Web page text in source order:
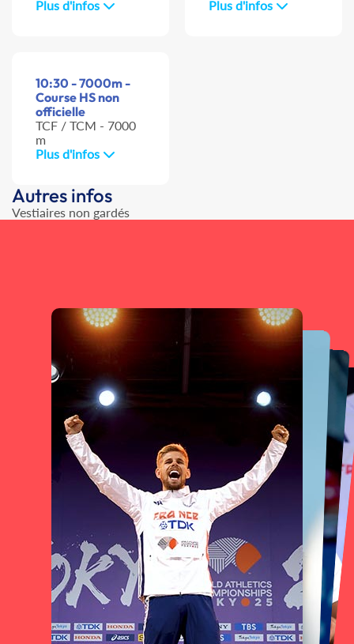
Plus d'infos Plus d'infos
10:30 - 7000m -
Course HS non
officielle
TCF / TCM - 7000
m
Plus d'infos
Autres infos
Vestiaires non gardés